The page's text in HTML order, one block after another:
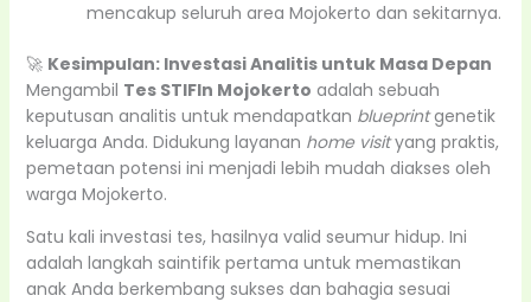
mencakup seluruh area Mojokerto dan sekitarnya.
🚀 Kesimpulan: Investasi Analitis untuk Masa Depan
Mengambil Tes STIFIn Mojokerto adalah sebuah
keputusan analitis untuk mendapatkan blueprintgenetik
keluarga Anda. Didukung layanan home visityang praktis,
pemetaan potensi ini menjadi lebih mudah diakses oleh
warga Mojokerto.
Satu kali investasi tes, hasilnya valid seumur hidup. Ini
adalah langkah saintifik pertama untuk memastikan
anak Anda berkembang sukses dan bahagia sesuai